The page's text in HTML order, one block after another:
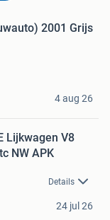
2001 Grijs
4 aug 26
Lijkwagen V8
NW APK
Details
24 jul 26